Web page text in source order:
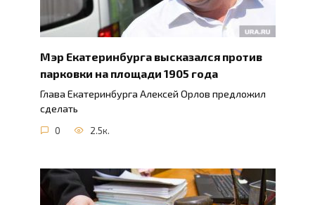
Мэр Екатеринбурга высказался против
парковки на площади 1905 года
Глава Екатеринбурга Алексей Орлов предложил
сделать
0 2.5к.